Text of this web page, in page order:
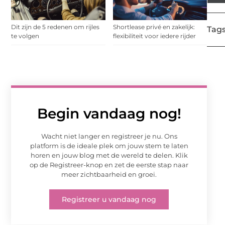
Dit zijn de 5 redenen om rijles
te volgen
Shortlease privé en zakelijk:
flexibiliteit voor iedere rijder
Begin vandaag nog!
Wacht niet langer en registreer je nu. Ons
platform is de ideale plek om jouw stem te laten
horen en jouw blog met de wereld te delen. Klik
op de Registreer-knop en zet de eerste stap naar
meer zichtbaarheid en groei.
Registreer u vandaag nog